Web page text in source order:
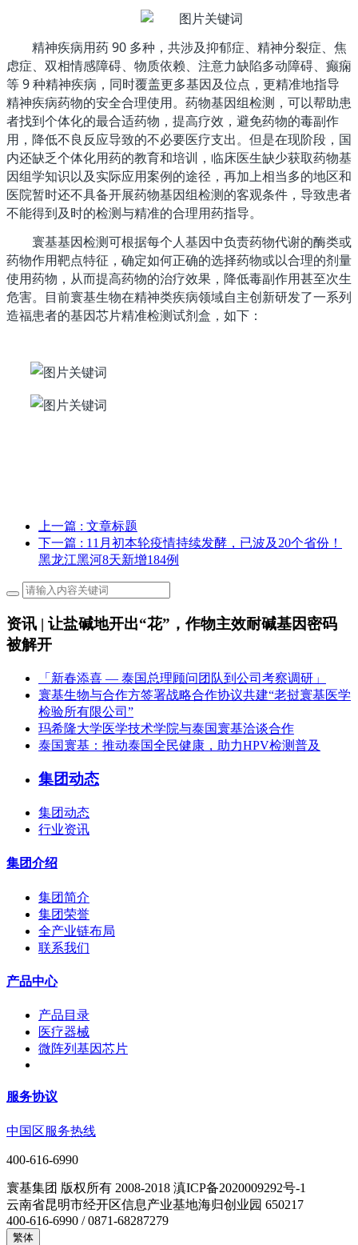
精神疾病用药 90 多种，共涉及抑郁症、精神分裂症、焦
虑症、双相情感障碍、物质依赖、注意力缺陷多动障碍、癫痫
等 9 种精神疾病，同时覆盖更多基因及位点，更精准地指导
精神疾病药物的安全合理使用。药物基因组检测，可以帮助患
者找到个体化的最合适药物，提高疗效，避免药物的毒副作
用，降低不良反应导致的不必要医疗支出。但是在现阶段，国
内还缺乏个体化用药的教育和培训，临床医生缺少获取药物基
因组学知识以及实际应用案例的途径，再加上相当多的地区和
医院暂时还不具备开展药物基因组检测的客观条件，导致患者
不能得到及时的检测与精准的合理用药指导。
寰基基因检测可根据每个人基因中负责药物代谢的酶类或
药物作用靶点特征，确定如何正确的选择药物或以合理的剂量
使用药物，从而提高药物的治疗效果，降低毒副作用甚至次生
危害。目前寰基生物在精神类疾病领域自主创新研发了一系列
造福患者的基因芯片精准检测试剂盒，如下：
上一篇 : 文章标题
下一篇 : 11月初本轮疫情持续发酵，已波及20个省份！
黑龙江黑河8天新增184例
资讯 | 让盐碱地开出“花”，作物主效耐碱基因密码
被解开
「新春添喜 — 泰国总理顾问团队到公司考察调研」
寰基生物与合作方签署战略合作协议共建“老挝寰基医学
检验所有限公司”
玛希隆大学医学技术学院与泰国寰基洽谈合作
泰国寰基：推动泰国全民健康，助力HPV检测普及
集团动态
集团动态
行业资讯
集团介绍
集团简介
集团荣誉
全产业链布局
联系我们
产品中心
产品目录
医疗器械
微阵列基因芯片
服务协议
中国区服务热线
400-616-6990
寰基集团 版权所有 2008-2018 滇ICP备2020009292号-1
云南省昆明市经开区信息产业基地海归创业园 650217
400-616-6990 / 0871-68287279
繁体